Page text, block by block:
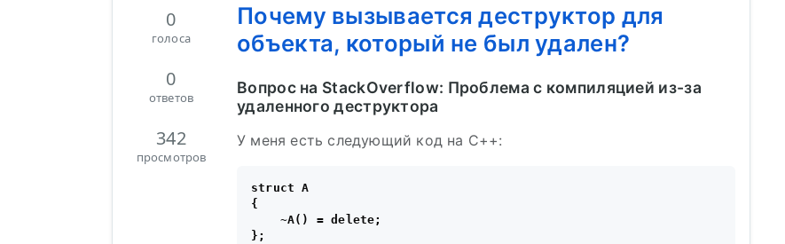
0
голоса
0
ответов
342
просмотров
Почему вызывается деструктор для
объекта, который не был удален?
Вопрос на StackOverflow: Проблема с компиляцией из-за
удаленного деструктора
У меня есть следующий код на C++:
struct A
{
    ~A() = delete;
};